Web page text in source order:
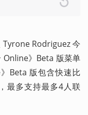
Tyrone Rodriguez 今
Online》Beta 版菜单
Beta 版包含快速比
最多支持最多4人联